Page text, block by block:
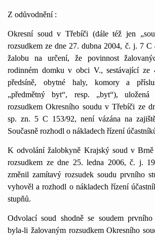
Z odůvodnění :
Okresní soud v Třebíči (dále též jen
rozsudkem ze dne 27. dubna 2004, č. j. 7 C
žalobu na určení, že povinnost
rodinném domku v obci V., sestávající ze
předsíně, obytné haly, komory a
„předmětný byt“, resp. „byt“), uložená
rozsudkem Okresního soudu v Třebíči ze
sp. zn. 5 C 153/92, není vázána na
Současně rozhodl o nákladech řízení
K odvolání žalobkyně Krajský soud v
rozsudkem ze dne 25. ledna 2006, č. j.
změnil zamítavý rozsudek soudu prvního
vyhověl a rozhodl o nákladech řízení
stupňů.
Odvolací soud shodně se soudem
byla-li žalovaným rozsudkem Okresního